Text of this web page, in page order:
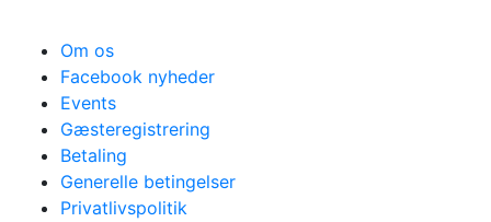
Om os
Facebook nyheder
Events
Gæsteregistrering
Betaling
Generelle betingelser
Privatlivspolitik